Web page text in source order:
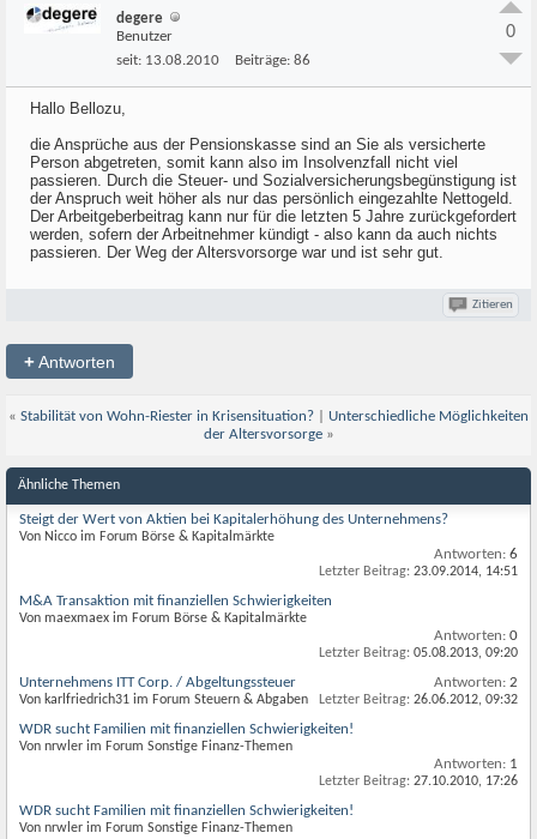
degere
Benutzer
seit: 13.08.2010 Beiträge: 86
0
Hallo Bellozu,
die Ansprüche aus der Pensionskasse sind an Sie als versicherte
Person abgetreten, somit kann also im Insolvenzfall nicht viel
passieren. Durch die Steuer- und Sozialversicherungsbegünstigung ist
der Anspruch weit höher als nur das persönlich eingezahlte Nettogeld.
Der Arbeitgeberbeitrag kann nur für die letzten 5 Jahre zurückgefordert
werden, sofern der Arbeitnehmer kündigt - also kann da auch nichts
passieren. Der Weg der Altersvorsorge war und ist sehr gut.
Zitieren
+Antworten
« Stabilität von Wohn-Riester in Krisensituation?
Unterschiedliche Möglichkeiten
der Altersvorsorge »
Ähnliche Themen
Steigt der Wert von Aktien bei Kapitalerhöhung des Unternehmens?
Von Nicco im Forum Börse & Kapitalmärkte
Antworten: 6
Letzter Beitrag: 23.09.2014, 14:51
M&A Transaktion mit finanziellen Schwierigkeiten
Von maexmaex im Forum Börse & Kapitalmärkte
Antworten: 0
Letzter Beitrag: 05.08.2013, 09:20
Unternehmens ITT Corp. / Abgeltungssteuer
Von karlfriedrich31 im Forum Steuern & Abgaben
Antworten: 2
Letzter Beitrag: 26.06.2012, 09:32
WDR sucht Familien mit finanziellen Schwierigkeiten!
Von nrwler im Forum Sonstige Finanz-Themen
Antworten: 1
Letzter Beitrag: 27.10.2010, 17:26
WDR sucht Familien mit finanziellen Schwierigkeiten!
Von nrwler im Forum Sonstige Finanz-Themen